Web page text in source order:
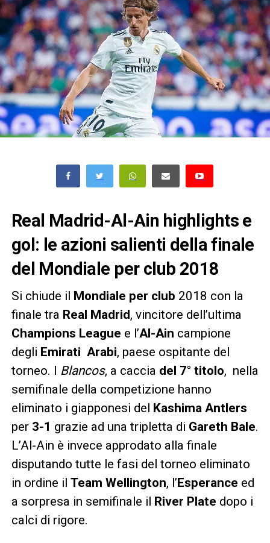
Real Madrid-Al-Ain highlights e
gol: le azioni salienti della finale
del Mondiale per club 2018
Si chiude il Mondiale per club 2018 con la
finale tra Real Madrid, vincitore dell’ultima
Champions League e l’Al-Ain campione
degli Emirati Arabi, paese ospitante del
torneo. I Blancos, a caccia del 7° titolo, nella
semifinale della competizione hanno
eliminato i giapponesi del
Kashima Antlers
per 3-1 grazie ad una tripletta di Gareth Bale.
L’Al-Ain è invece approdato alla finale
disputando tutte le fasi del torneo eliminato
in ordine il Team Wellington, l’ Esperance ed
a sorpresa in semifinale il
River Plate dopo i
calci di rigore.